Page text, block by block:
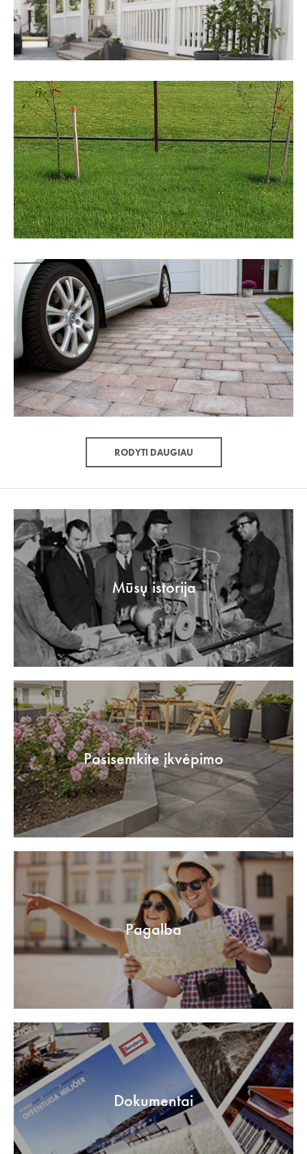
RODYTI DAUGIAU
Mūsų istorija
Pasisemkite įkvėpimo
Pagalba
Dokumentai